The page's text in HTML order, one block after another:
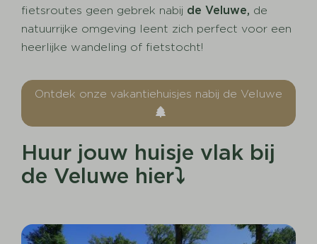
fietsroutes geen gebrek nabij de Veluwe, de
natuurrijke omgeving leent zich perfect voor een
heerlijke wandeling of fietstocht!
Ontdek onze vakantiehuisjes nabij de Veluwe
Huur jouw huisje vlak bij
de Veluwe hier⤵